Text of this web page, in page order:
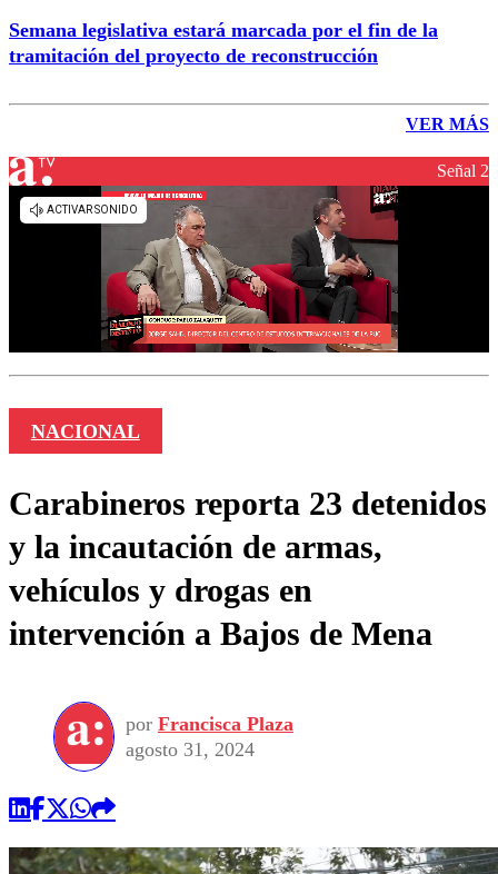
Semana legislativa estará marcada por el fin de la
tramitación del proyecto de reconstrucción
VER MÁS
Señal 2
NACIONAL
Carabineros reporta 23 detenidos
y la incautación de armas,
vehículos y drogas en
intervención a Bajos de Mena
por Francisca Plaza
agosto 31, 2024